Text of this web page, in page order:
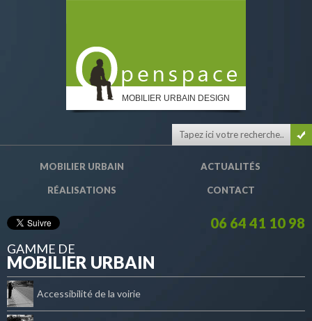
MOBILIER URBAIN DESIGN
MOBILIER URBAIN ACTUALITÉS
RÉALISATIONS CONTACT
06 64 41 10 98
GAMME DE
MOBILIER URBAIN
Accessibilité de la voirie